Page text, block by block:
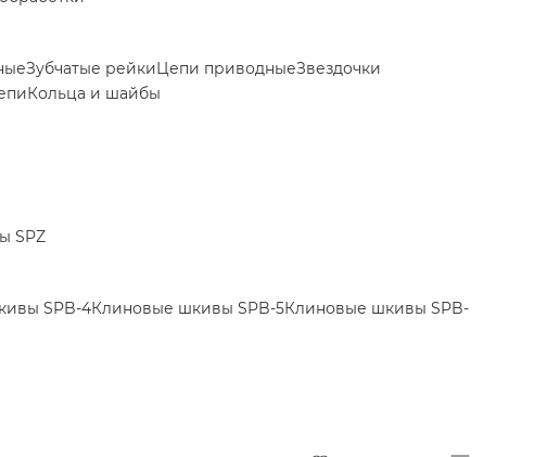
Зубчатые рейкиЦепи приводныеЗвездочки
Кольца и шайбы
SPZ
SPB-4Клиновые шкивы SPB-5Клиновые шкивы SPB-